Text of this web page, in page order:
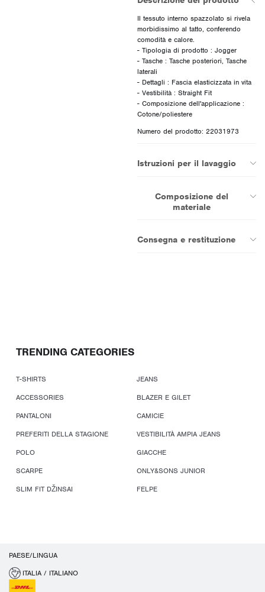
Il tessuto interno spazzolato si rivela
morbidissimo al tatto, conferendo
comodità e calore.
- Tipologia di prodotto : Jogger
- Tasche : Tasche posteriori, Tasche
laterali
- Dettagli : Fascia elasticizzata in vita
- Vestibilità : Straight Fit
- Composizione dell'applicazione :
Cotone/poliestere
Numero del prodotto: 22031973
Istruzioni per il lavaggio
Composizione del
materiale
Consegna e restituzione
TRENDING CATEGORIES
T-SHIRTS
JEANS
ACCESSORIES
BLAZER E GILET
PANTALONI
CAMICIE
PREFERITI DELLA STAGIONE
VESTIBILITÀ AMPIA JEANS
POLO
GIACCHE
SCARPE
ONLY&SONS JUNIOR
SLIM FIT DŽINSAI
FELPE
PAESE/LINGUA
ITALIA / ITALIANO